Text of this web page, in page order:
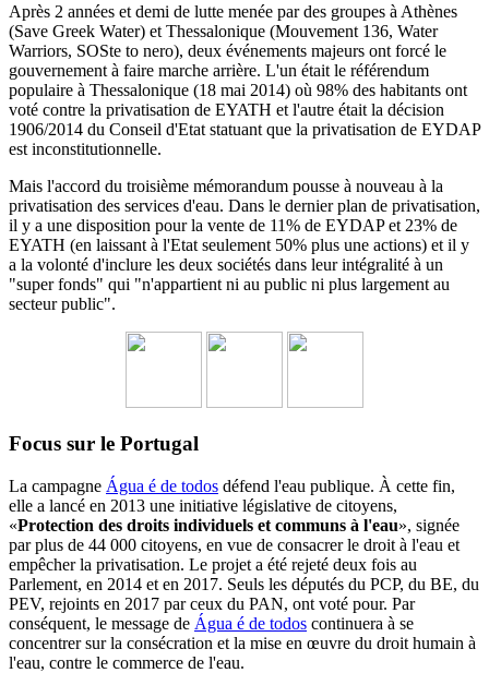
Après 2 années et demi de lutte menée par des groupes à Athènes
(Save Greek Water) et Thessalonique (Mouvement 136, Water
Warriors, SOSte to nero), deux événements majeurs ont forcé le
gouvernement à faire marche arrière. L'un était le référendum
populaire à Thessalonique (18 mai 2014) où 98% des habitants ont
voté contre la privatisation de EYATH et l'autre était la décision
1906/2014 du Conseil d'Etat statuant que la privatisation de EYDAP
est inconstitutionnelle.
Mais l'accord du troisième mémorandum pousse à nouveau à la
privatisation des services d'eau. Dans le dernier plan de privatisation,
il y a une disposition pour la vente de 11% de EYDAP et 23% de
EYATH (en laissant à l'Etat seulement 50% plus une actions) et il y
a la volonté d'inclure les deux sociétés dans leur intégralité à un
"super fonds" qui "n'appartient ni au public ni plus largement au
secteur public".
Focus sur le Portugal
La campagne Água é de todos défend l'eau publique. À cette fin,
elle a lancé en 2013 une initiative législative de citoyens,
«Protection des droits individuels et communs à l'eau», signée
par plus de 44 000 citoyens, en vue de consacrer le droit à l'eau et
empêcher la privatisation. Le projet a été rejeté deux fois au
Parlement, en 2014 et en 2017. Seuls les députés du PCP, du BE, du
PEV, rejoints en 2017 par ceux du PAN, ont voté pour. Par
conséquent, le message de Água é de todos continuera à se
concentrer sur la consécration et la mise en œuvre du droit humain à
l'eau, contre le commerce de l'eau.